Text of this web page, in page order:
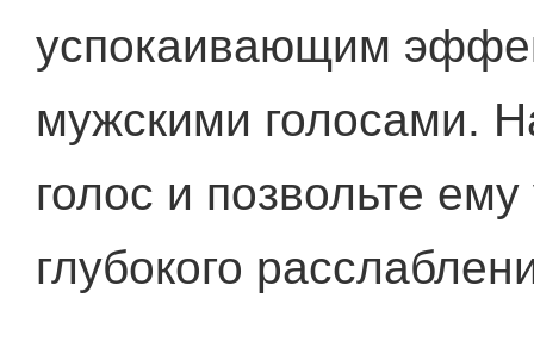
успокаивающим
мужскими голосами.
голос и позвольте
глубокого